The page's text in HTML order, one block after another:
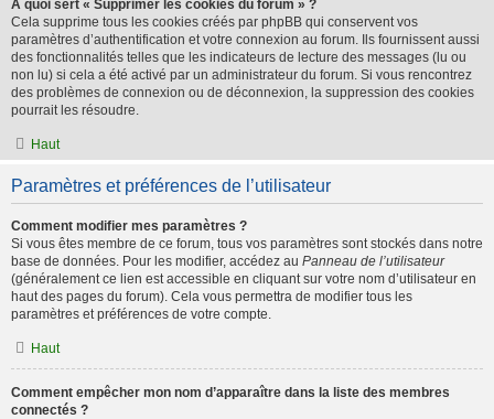
À quoi sert « Supprimer les cookies du forum » ?
Cela supprime tous les cookies créés par phpBB qui conservent vos
paramètres d’authentification et votre connexion au forum. Ils fournissent aussi
des fonctionnalités telles que les indicateurs de lecture des messages (lu ou
non lu) si cela a été activé par un administrateur du forum. Si vous rencontrez
des problèmes de connexion ou de déconnexion, la suppression des cookies
pourrait les résoudre.
Haut
Paramètres et préférences de l’utilisateur
Comment modifier mes paramètres ?
Si vous êtes membre de ce forum, tous vos paramètres sont stockés dans notre
base de données. Pour les modifier, accédez au Panneau de l’utilisateur
(généralement ce lien est accessible en cliquant sur votre nom d’utilisateur en
haut des pages du forum). Cela vous permettra de modifier tous les
paramètres et préférences de votre compte.
Haut
Comment empêcher mon nom d’apparaître dans la liste des membres
connectés ?